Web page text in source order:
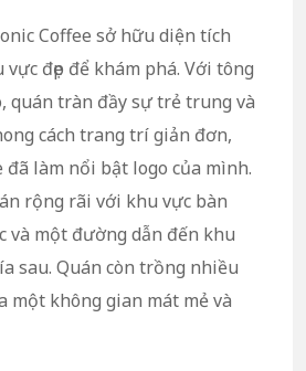
Coffee sở hữu diện tích
đẹp để khám phá. Với tông
quán tràn đầy sự trẻ trung và
cách trang trí giản đơn,
đã làm nổi bật logo của mình.
rộng rãi với khu vực bàn
và một đường dẫn đến khu
sau. Quán còn trồng nhiều
một không gian mát mẻ và